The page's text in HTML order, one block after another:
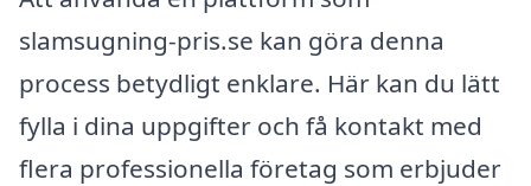
slamsugning-pris.se kan göra denna
process betydligt enklare. Här kan du lätt
fylla i dina uppgifter och få kontakt med
flera professionella företag som erbjuder